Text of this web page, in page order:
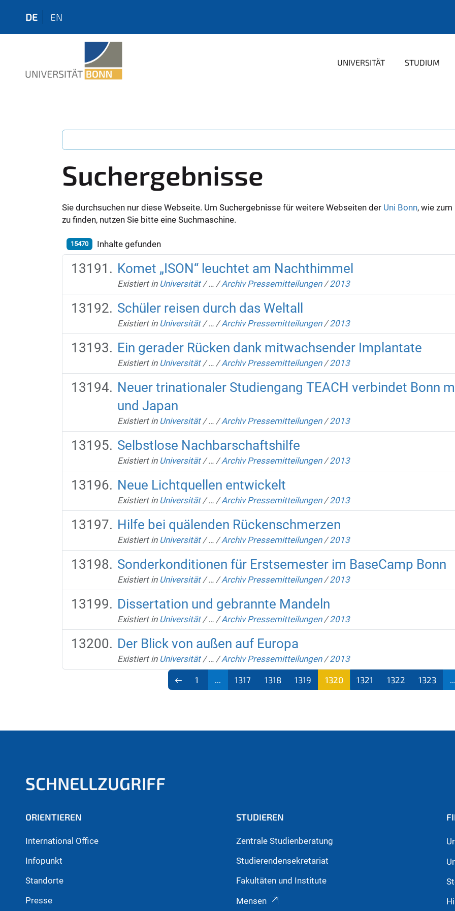
DE EN
UNIVERSITÄT STUDIUM
Suchergebnisse
Sie durchsuchen nur diese Webseite. Um Suchergebnisse für weitere Webseiten der Uni Bonn, wie
zu finden, nutzen Sie bitte eine Suchmaschine.
15470 Inhalte gefunden
Komet „ISON“ leuchtet am Nachthimmel
Existiert in Universität /… /Archiv Pressemitteilungen /2013
Schüler reisen durch das Weltall
Existiert in Universität /… /Archiv Pressemitteilungen /2013
Ein gerader Rücken dank mitwachsender Implantate
Existiert in Universität /… /Archiv Pressemitteilungen /2013
Neuer trinationaler Studiengang TEACH verbindet Bonn
und Japan
Existiert in Universität /… /Archiv Pressemitteilungen /2013
Selbstlose Nachbarschaftshilfe
Existiert in Universität /… /Archiv Pressemitteilungen /2013
Neue Lichtquellen entwickelt
Existiert in Universität /… /Archiv Pressemitteilungen /2013
Hilfe bei quälenden Rückenschmerzen
Existiert in Universität /… /Archiv Pressemitteilungen /2013
Sonderkonditionen für Erstsemester im BaseCamp Bonn
Existiert in Universität /… /Archiv Pressemitteilungen /2013
Dissertation und gebrannte Mandeln
Existiert in Universität /… /Archiv Pressemitteilungen /2013
Der Blick von außen auf Europa
Existiert in Universität /… /Archiv Pressemitteilungen /2013
1 1317 1318 1319
1320
1321 1322 1323
SCHNELLZUGRIFF
ORIENTIEREN
International Office
Infopunkt
Standorte
Presse
STUDIEREN
Zentrale Studienberatung
Studierendensekretariat
Fakultäten und Institute
Mensen